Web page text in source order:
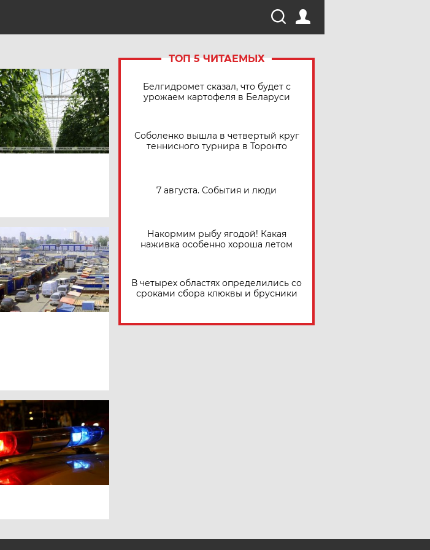
ТОП 5 ЧИТАЕМЫХ
Белгидромет сказал, что будет с
урожаем картофеля в Беларуси
Соболенко вышла в четвертый круг
теннисного турнира в Торонто
7 августа. События и люди
Накормим рыбу ягодой! Какая
наживка особенно хороша летом
В четырех областях определились со
сроками сбора клюквы и брусники